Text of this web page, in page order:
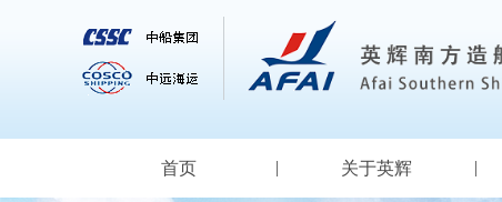
首页 关于英辉